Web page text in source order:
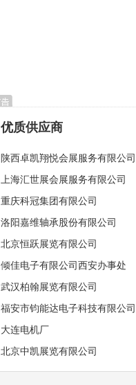
优质供应商
陕西卓凯翔悦会展服务有限公司
上海汇世展会展服务有限公司
重庆科冠集团有限公司
洛阳嘉维轴承股份有限公司
北京恒跃展览有限公司
倾佳电子有限公司西安办事处
武汉柏翰展览有限公司
福安市钧能达电子科技有限公司
大连电机厂
北京中凯展览有限公司